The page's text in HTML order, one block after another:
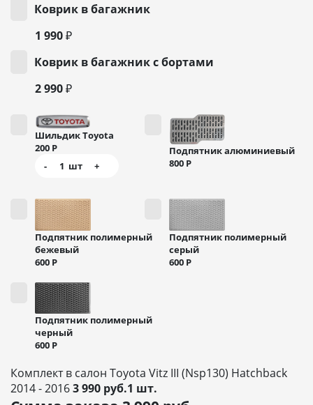
Коврик в багажник
1 990 ₽
Коврик в багажник с бортами
2 990 ₽
Шильдик Toyota
200 Р
-
1 шт +
Подпятник алюминиевый
800 Р
Подпятник полимерный
бежевый
600 Р
Подпятник полимерный
серый
600 Р
Подпятник полимерный
черный
600 Р
Комплект в салон Toyota Vitz III (Nsp130) Hatchback
2014 - 20163 990 руб.1 шт.